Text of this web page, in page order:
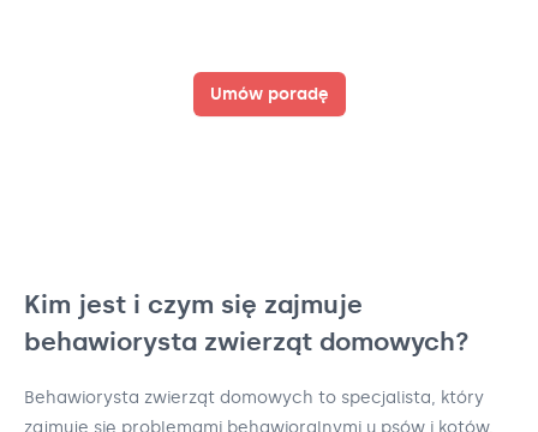
Umów poradę
Kim jest i czym się zajmuje
behawiorysta zwierząt domowych?
Behawiorysta zwierząt domowych to specjalista, który